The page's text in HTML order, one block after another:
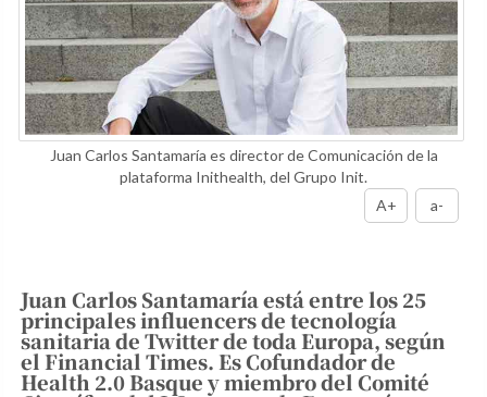
Juan Carlos Santamaría es director de Comunicación de la
plataforma Inithealth, del Grupo Init.
A+
a-
Juan Carlos Santamaría está entre los 25
principales influencers de tecnología
sanitaria de Twitter de toda Europa, según
el Financial Times. Es Cofundador de
Health 2.0 Basque y miembro del Comité